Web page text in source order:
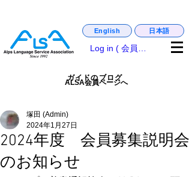
matsumoto_castle_guide,. english_guide
English 日本語
Log in ( 会員専用 )
ガイドのブログ
ALSA会員ページへ
2024年度 会員募集説明会
のお知らせ
塚田 (Admin)
2024年1月27日